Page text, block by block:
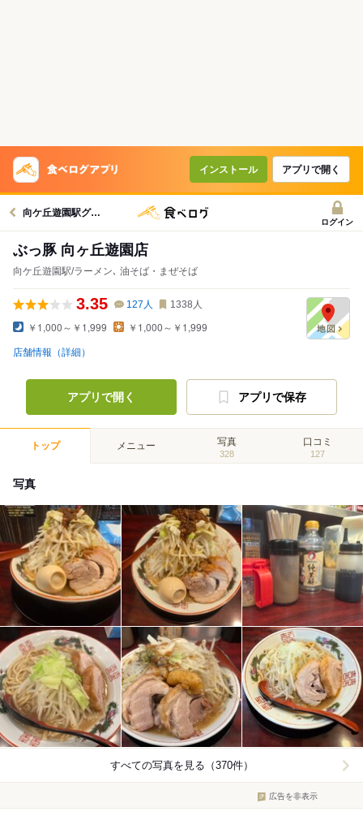
インストール アプリで開く
向ケ丘遊園駅グルメへ
ログイン
ぶっ豚 向ヶ丘遊園店
向ケ丘遊園駅/ラーメン､ 油そば・まぜそば
3.35 127 人 1338 人
￥1,000～￥1,999 ￥1,000～￥1,999
店舗情報（詳細）
アプリで開く アプリで保存
トップ メニュー 写真
328
口コミ
127
写真
すべての写真を見る（370件）
広告を非表示